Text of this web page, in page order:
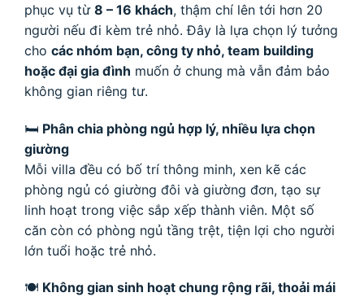
phục vụ từ 8 – 16 khách, thậm chí lên tới hơn 20
người nếu đi kèm trẻ nhỏ. Đây là lựa chọn lý tưởng
cho các nhóm bạn, công ty nhỏ, team building
hoặc đại gia đình muốn ở chung mà vẫn đảm bảo
không gian riêng tư.
🛏 Phân chia phòng ngủ hợp lý, nhiều lựa chọn
giường
Mỗi villa đều có bố trí thông minh, xen kẽ các
phòng ngủ có giường đôi và giường đơn, tạo sự
linh hoạt trong việc sắp xếp thành viên. Một số
căn còn có phòng ngủ tầng trệt, tiện lợi cho người
lớn tuổi hoặc trẻ nhỏ.
🍽 Không gian sinh hoạt chung rộng rãi, thoải mái